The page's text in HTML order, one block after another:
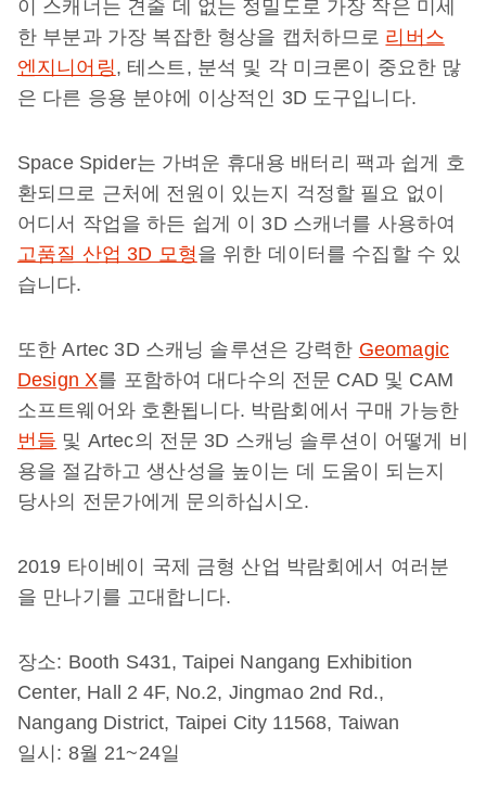
이 스캐너는 견줄 데 없는 정밀도로 가장 작은 미세
한 부분과 가장 복잡한 형상을 캡처하므로 리버스
엔지니어링, 테스트, 분석 및 각 미크론이 중요한 많
은 다른 응용 분야에 이상적인 3D 도구입니다.
Space Spider는 가벼운 휴대용 배터리 팩과 쉽게 호
환되므로 근처에 전원이 있는지 걱정할 필요 없이
어디서 작업을 하든 쉽게 이 3D 스캐너를 사용하여
고품질 산업 3D 모형을 위한 데이터를 수집할 수 있
습니다.
또한 Artec 3D 스캐닝 솔루션은 강력한 Geomagic
Design X를 포함하여 대다수의 전문 CAD 및 CAM
소프트웨어와 호환됩니다. 박람회에서 구매 가능한
번들 및 Artec의 전문 3D 스캐닝 솔루션이 어떻게 비
용을 절감하고 생산성을 높이는 데 도움이 되는지
당사의 전문가에게 문의하십시오.
2019 타이베이 국제 금형 산업 박람회에서 여러분
을 만나기를 고대합니다.
장소: Booth S431, Taipei Nangang Exhibition
Center, Hall 2 4F, No.2, Jingmao 2nd Rd.,
Nangang District, Taipei City 11568, Taiwan
일시: 8월 21~24일